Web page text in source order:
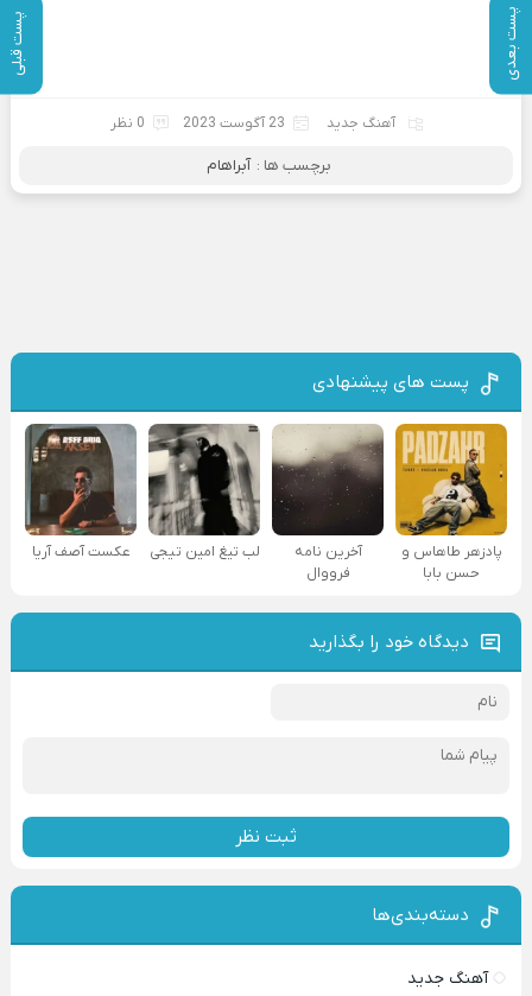
پست بعدی پست قبلی
آهنگ جدید 23 آگوست 2023 0 نظر
برچسب ها : آبراهام
پست های پیشنهادی
پادزهر طاهاس و
حسن بابا
آخرین نامه
فرووال
لب تیغ امین تیجی عکست آصف آریا
دیدگاه خود را بگذارید
ثبت نظر
دسته‌بندی‌ها
آهنگ جدید